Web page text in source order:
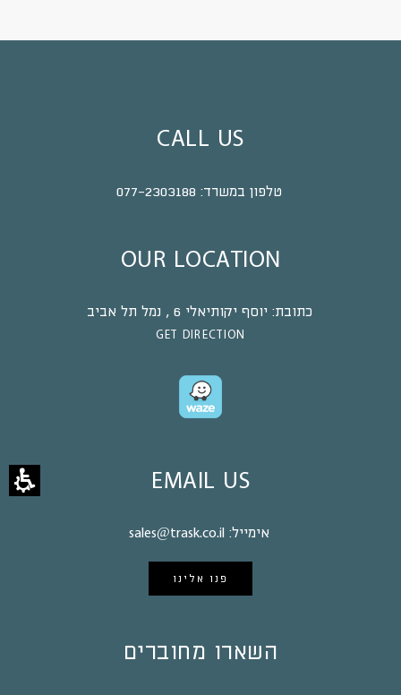
CALL US
טלפון במשרד: 077-2303188
OUR LOCATION
כתובת: יוסף יקותיאלי 6 , נמל תל אביב
GET DIRECTION
EMAIL US
אימייל: sales@trask.co.il
פנו אלינו
השארו מחוברים